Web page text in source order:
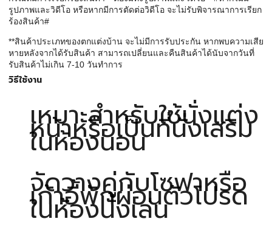
รูปภาพและวิดีโอ หรือหากมีการตัดต่อวิดีโอ จะไม่รับพิจารณาการเรียก
ร้องสินค้า#
**สินค้าประเภทของตกแต่งบ้าน จะไม่มีการรับประกัน หากพบความเสีย
หายหลังจากได้รับสินค้า สามารถเปลี่ยนและคืนสินค้าได้นับจากวันที่
รับสินค้าไม่เกิน 7-10 วันทำการ
วิธีใช้งาน
เหมาะสำหรับใช้นั่งแต่ง
หน้าหรือเป็นที่นั่งเสริม
ในห้องนอน
จัดวางคู่กับโซฟาหรือ
เก้าอี้พักผ่อนตัวโปรด
ในห้องนั่งเล่น